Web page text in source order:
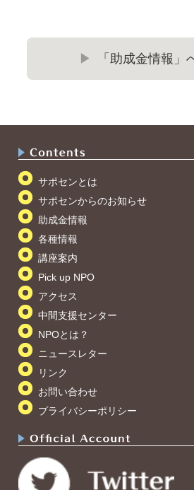
「助成金情報」
サポセンとは
サポセンからのお知らせ
助成金情報
各種情報
講座案内
Pick up NPO
アクセス
中間支援センター
NPOとは？
ニュースレター
リンク
お問い合わせ
プライバシーポリシー